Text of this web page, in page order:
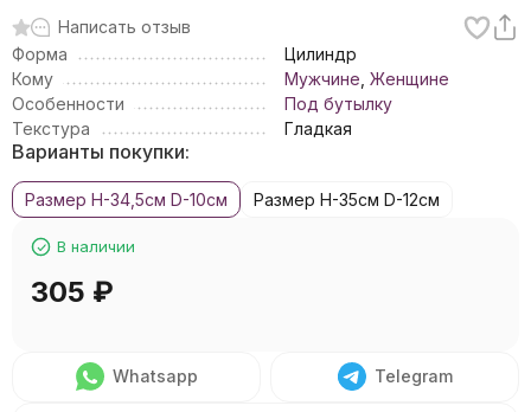
Написать отзыв
Форма
Цилиндр
Кому
Мужчине Женщине
Особенности
Под бутылку
Текстура
Гладкая
Варианты покупки:
Размер H-34,5см D-10см Размер H-35см D-12см
В наличии
305 ₽
Whatsapp Telegram